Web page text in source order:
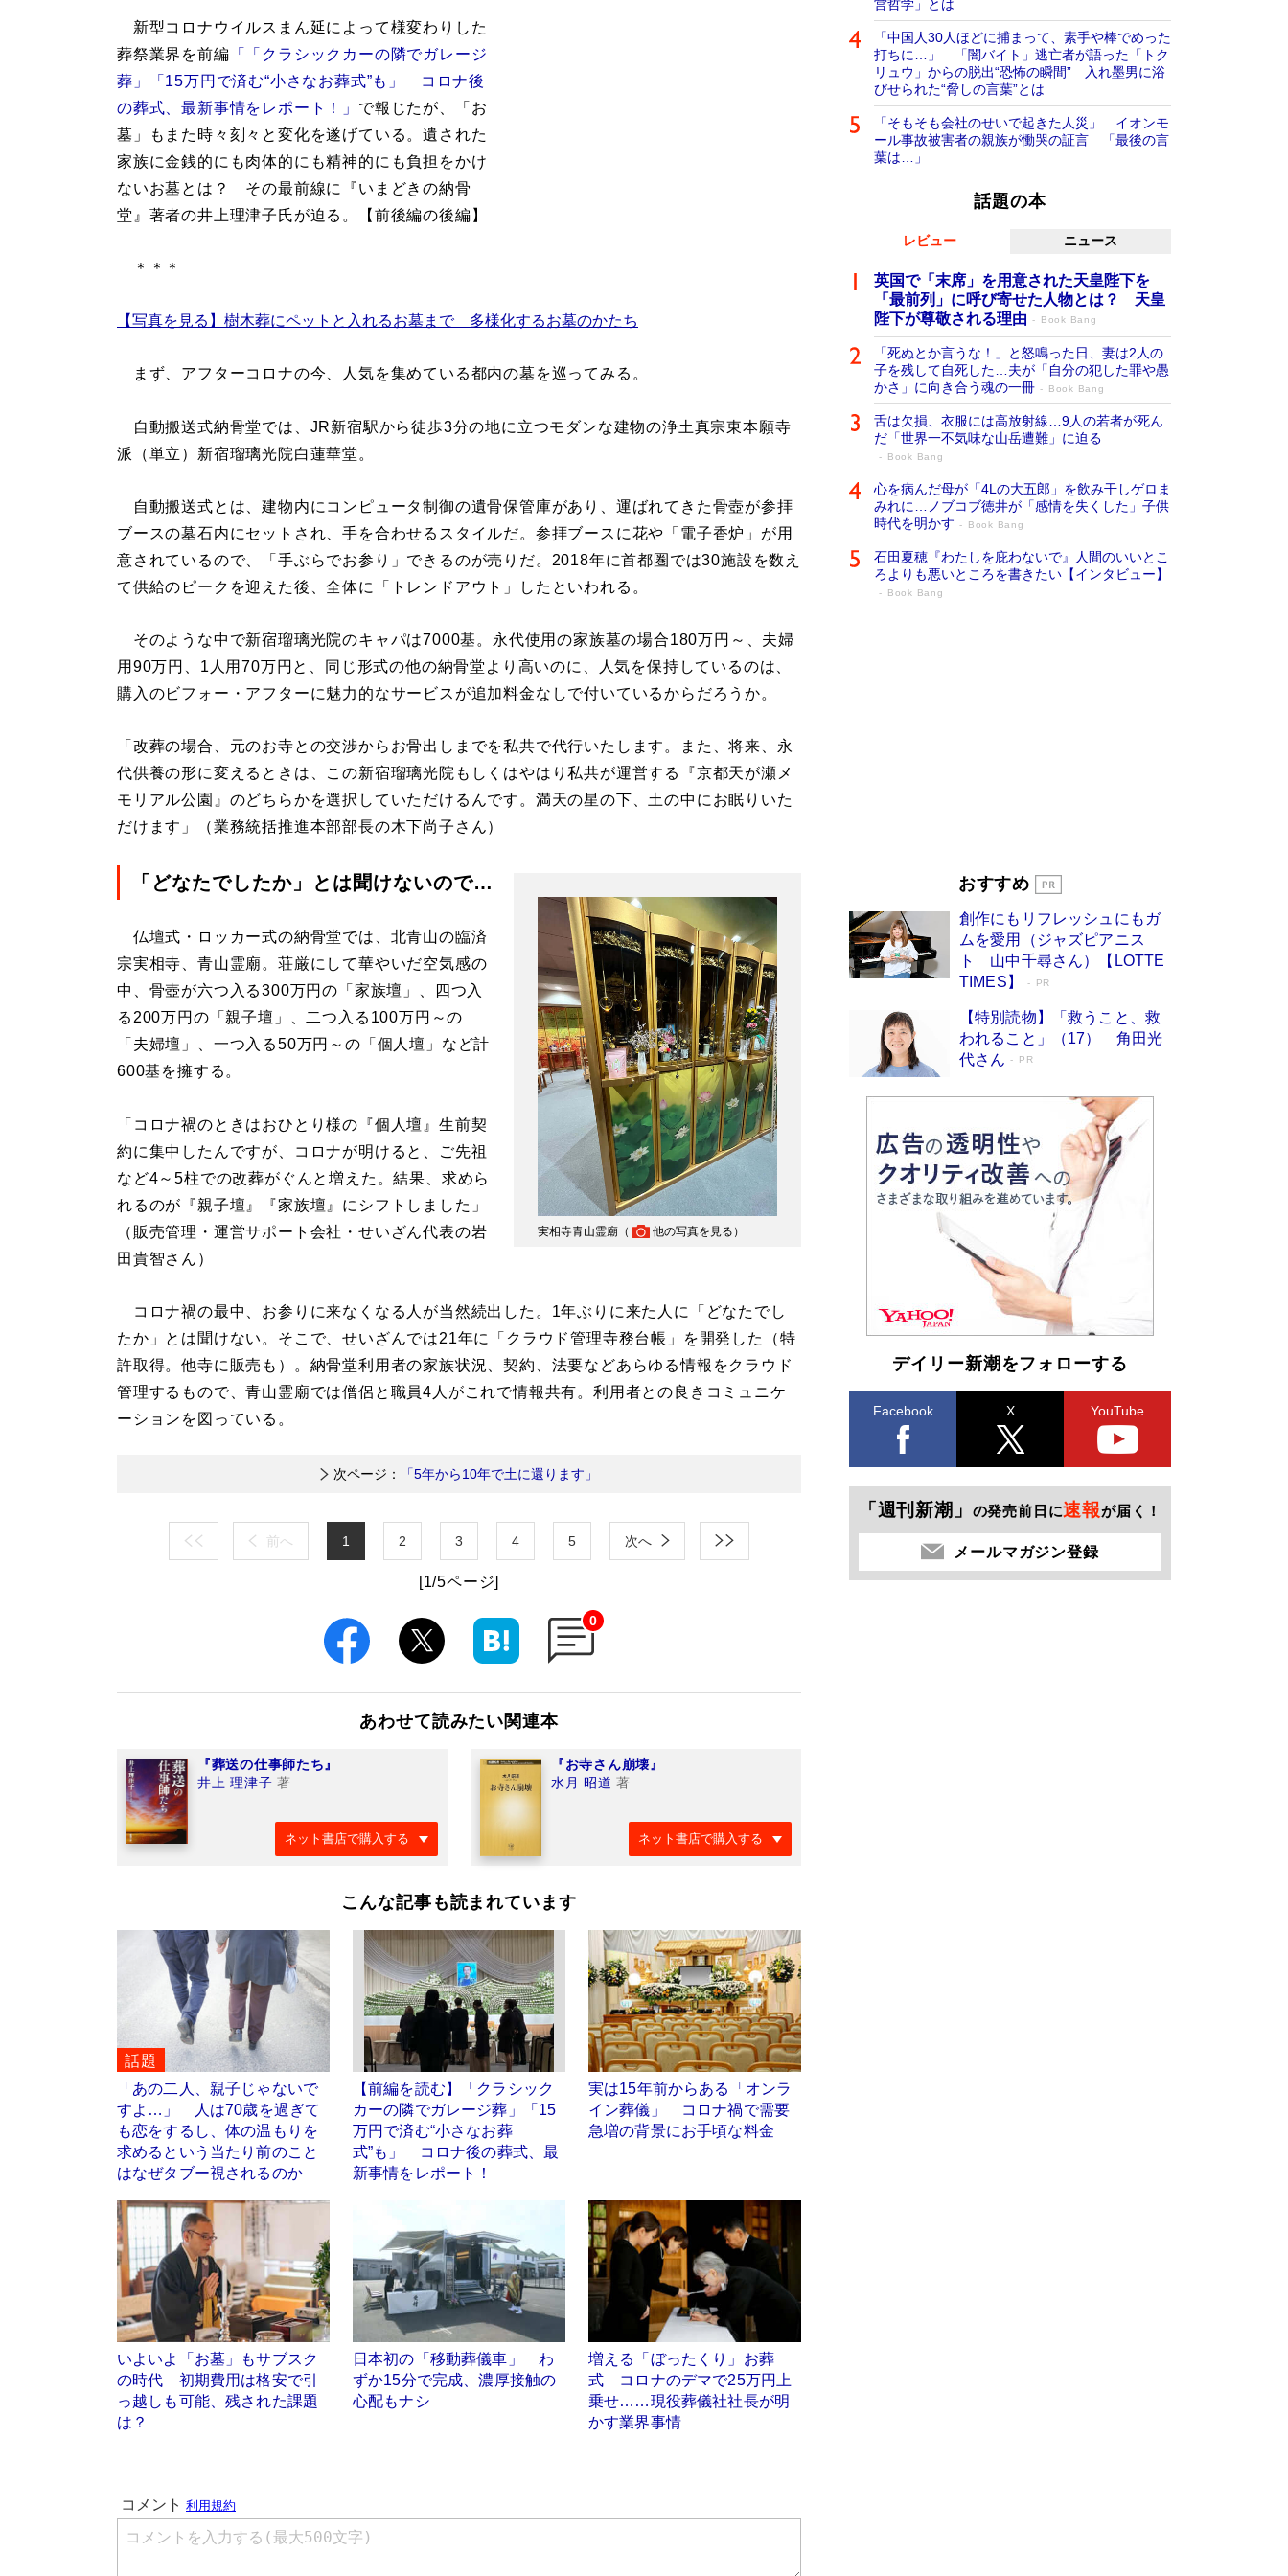
新型コロナウイルスまん延によって様変わりした
葬祭業界を前編 「「クラシックカーの隣でガレージ
葬」「15万円で済む“小さなお葬式”も」 コロナ後
の葬式、最新事情をレポート！」 で報じたが、「お
墓」もまた時々刻々と変化を遂げている。遺された
家族に金銭的にも肉体的にも精神的にも負担をかけ
ないお墓とは？ その最前線に『いまどきの納骨
堂』著者の井上理津子氏が迫る。【前後編の後編】
＊＊＊
【写真を見る】樹木葬にペットと入れるお墓まで 多様化するお墓のかたち
まず、アフターコロナの今、人気を集めている都内の墓を巡ってみる。
自動搬送式納骨堂では、JR新宿駅から徒歩3分の地に立つモダンな建物の浄土真宗東本願寺
派（単立）新宿瑠璃光院白蓮華堂。
自動搬送式とは、建物内にコンピュータ制御の遺骨保管庫があり、運ばれてきた骨壺が参拝
ブースの墓石内にセットされ、手を合わせるスタイルだ。参拝ブースに花や「電子香炉」が用
意されているので、「手ぶらでお参り」できるのが売りだ。2018年に首都圏では30施設を数え
て供給のピークを迎えた後、全体に「トレンドアウト」したといわれる。
そのような中で新宿瑠璃光院のキャパは7000基。永代使用の家族墓の場合180万円～、夫婦
用90万円、1人用70万円と、同じ形式の他の納骨堂より高いのに、人気を保持しているのは、
購入のビフォー・アフターに魅力的なサービスが追加料金なしで付いているからだろうか。
「改葬の場合、元のお寺との交渉からお骨出しまでを私共で代行いたします。また、将来、永
代供養の形に変えるときは、この新宿瑠璃光院もしくはやはり私共が運営する『京都天が瀬メ
モリアル公園』のどちらかを選択していただけるんです。満天の星の下、土の中にお眠りいた
だけます」（業務統括推進本部部長の木下尚子さん）
実相寺青山霊廟（ 他の写真を見る ）
「どなたでしたか」とは聞けないので…
仏壇式・ロッカー式の納骨堂では、北青山の臨済
宗実相寺、青山霊廟。荘厳にして華やいだ空気感の
中、骨壺が六つ入る300万円の「家族壇」、四つ入
る200万円の「親子壇」、二つ入る100万円～の
「夫婦壇」、一つ入る50万円～の「個人壇」など計
600基を擁する。
「コロナ禍のときはおひとり様の『個人壇』生前契
約に集中したんですが、コロナが明けると、ご先祖
など4～5柱での改葬がぐんと増えた。結果、求めら
れるのが『親子壇』『家族壇』にシフトしました」
（販売管理・運営サポート会社・せいざん代表の岩
田貴智さん）
コロナ禍の最中、お参りに来なくなる人が当然続出した。1年ぶりに来た人に「どなたでし
たか」とは聞けない。そこで、せいざんでは21年に「クラウド管理寺務台帳」を開発した（特
許取得。他寺に販売も）。納骨堂利用者の家族状況、契約、法要などあらゆる情報をクラウド
管理するもので、青山霊廟では僧侶と職員4人がこれで情報共有。利用者との良きコミュニケ
ーションを図っている。
次ページ： 「5年から10年で土に還ります」
前へ 1 2 3 4 5 次へ
[1/5ページ]
0
あわせて読みたい関連本
『葬送の仕事師たち』
井上 理津子 著
ネット書店で購入する
『お寺さん崩壊』
水月 昭道 著
ネット書店で購入する
こんな記事も読まれています
話題
「あの二人、親子じゃないで
すよ…」 人は70歳を過ぎて
も恋をするし、体の温もりを
求めるという当たり前のこと
はなぜタブー視されるのか
【前編を読む】「クラシック
カーの隣でガレージ葬」「15
万円で済む“小さなお葬
式”も」 コロナ後の葬式、最
新事情をレポート！
実は15年前からある「オンラ
イン葬儀」 コロナ禍で需要
急増の背景にお手頃な料金
いよいよ「お墓」もサブスク
の時代 初期費用は格安で引
っ越しも可能、残された課題
は？
日本初の「移動葬儀車」 わ
ずか15分で完成、濃厚接触の
心配もナシ
増える「ぼったくり」お葬
式 コロナのデマで25万円上
乗せ……現役葬儀社社長が明
かす業界事情
営哲学」とは
「中国人30人ほどに捕まって、素手や棒でめった
打ちに…」 「闇バイト」逃亡者が語った「トク
リュウ」からの脱出“恐怖の瞬間” 入れ墨男に浴
びせられた“脅しの言葉”とは
「そもそも会社のせいで起きた人災」 イオンモ
ール事故被害者の親族が慟哭の証言 「最後の言
葉は…」
話題の本
レビュー ニュース
英国で「末席」を用意された天皇陛下を
「最前列」に呼び寄せた人物とは？ 天皇
陛下が尊敬される理由
Book Bang
「死ぬとか言うな！」と怒鳴った日、妻は2人の
子を残して自死した…夫が「自分の犯した罪や愚
かさ」に向き合う魂の一冊
Book Bang
舌は欠損、衣服には高放射線…9人の若者が死ん
だ「世界一不気味な山岳遭難」に迫る
Book Bang
心を病んだ母が「4Lの大五郎」を飲み干しゲロま
みれに…ノブコブ徳井が「感情を失くした」子供
時代を明かす
Book Bang
石田夏穂『わたしを庇わないで』人間のいいとこ
ろよりも悪いところを書きたい【インタビュー】
Book Bang
和田秀樹の70代、80代向け新書がベスト3を独
占 上半期1位にも選出［新書ベストセラー］
Book Bang
おすすめ
創作にもリフレッシュにもガ
ムを愛用（ジャズピアニス
ト 山中千尋さん）【LOTTE
TIMES】
PR
【特別読物】「救うこと、救
われること」（17） 角田光
代さん
PR
デイリー新潮をフォローする
Facebook X YouTube
「週刊新潮」 の発売前日に速報が届く！
メールマガジン登録